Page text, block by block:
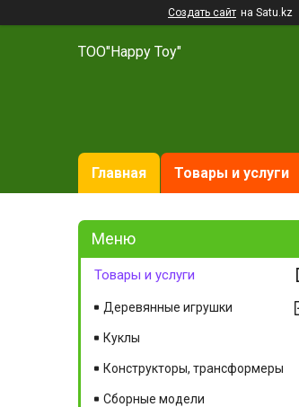
Создать сайт на Satu.kz
ТОО"Happy Toy"
Главная Товары и услуги
Товары и услуги
Деревянные игрушки
Куклы
Конструкторы, трансформеры
Сборные модели